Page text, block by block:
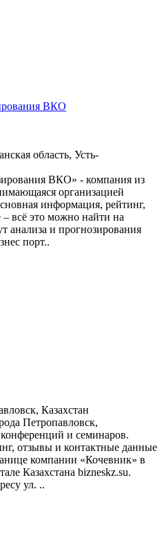
ВКО
область, Усть-
ВКО» - компания из
организацией
информация, рейтинг,
всё это можно найти на
анализа и прогнозирования
порт..
Казахстан
Петропавловск,
и семинаров.
отзывы и контактные данные
компании «Кочевник» в
Казахстана bizneskz.su.
ул. ..